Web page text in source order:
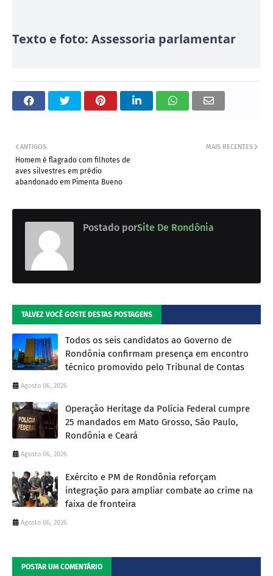
Texto e foto: Assessoria parlamentar
MAIS RECENTES
ANTIGOS
Homem é flagrado com filhotes de
aves silvestres em prédio
abandonado em Pimenta Bueno
Postado porSite De Rondônia
TALVEZ VOCÊ GOSTE DESTAS POSTAGENS
Todos os seis candidatos ao Governo de
Rondônia confirmam presença em encontro
técnico promovido pelo Tribunal de Contas
Agosto 06, 2026
Operação Heritage da Polícia Federal cumpre
25 mandados em Mato Grosso, São Paulo,
Rondônia e Ceará
Agosto 06, 2026
Exército e PM de Rondônia reforçam
integração para ampliar combate ao crime na
faixa de fronteira
Agosto 06, 2026
POSTAR UM COMENTÁRIO